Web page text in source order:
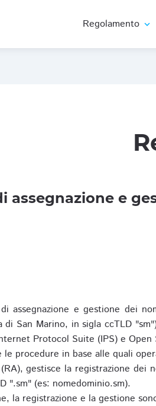
Regolamento expand_more
assegnazione e
assegnazione e gestione dei
di San Marino, in sigla ccTLD
Protocol Suite (IPS) e Open
le procedure in base alle quali
gestisce la registrazione dei
".sm" (es: nomedominio.sm).
la registrazione e la gestione